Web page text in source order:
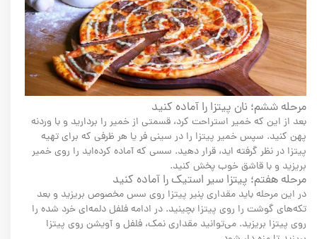
مرحله ششم؛ نان پیتزا را آماده کنید
بعد از این که خمیر استراحت کرد، قسمتی از خمیر را بردارید و با وردنه
پهن کنید. سپس خمیر پیتزا را در سینی فر یا هر ظرفی که برای تهیه
پیتزا در نظر گرفته اید، قرار دهید. سسی که آماده کرده‌اید را روی خمیر
بریزید و با قاشق خوب پخش کنید.
مرحله هفتم؛ پیتزا سیر استیک را آماده کنید
در این مرحله باید مقداری پنیر پیتزا روی سس مخصوص بریزید و بعد
تکه‌های گوشت را روی پیتزا بچینید. در ادامه فلفل دلمه‌ای خرد شده را
روی پیتزا بریزید. می‌توانید مقداری نمک، فلفل و آویشن روی پیتزا